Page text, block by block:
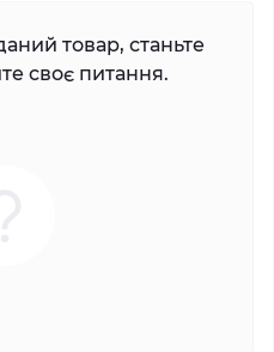
товар, станьте
своє питання.